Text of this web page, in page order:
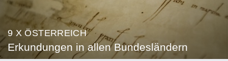
9 X ÖSTERREICH
Erkundungen in allen Bundesländern